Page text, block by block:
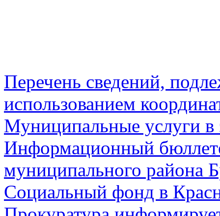
Перечень сведений,
использованием
Муниципальные услуги в
Информационный
муниципального района
Социальный фонд в